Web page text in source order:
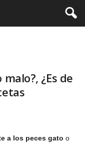
malo?, ¿Es de
a los peces gato o